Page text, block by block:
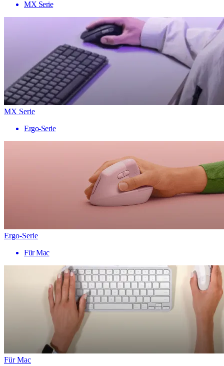
MX Serie
MX Serie
Ergo-Serie
Ergo-Serie
Für Mac
Für Mac